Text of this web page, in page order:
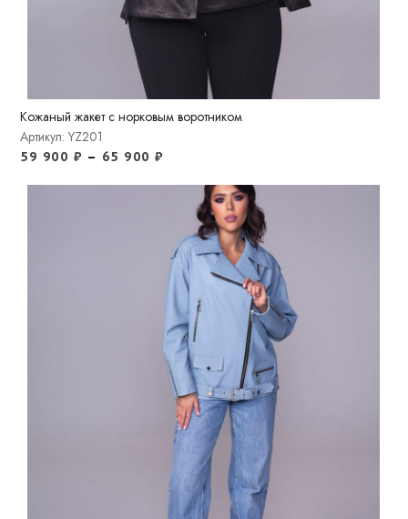
Кожаный жакет с норковым воротником
Артикул: YZ201
59 900 ₽ – 65 900₽